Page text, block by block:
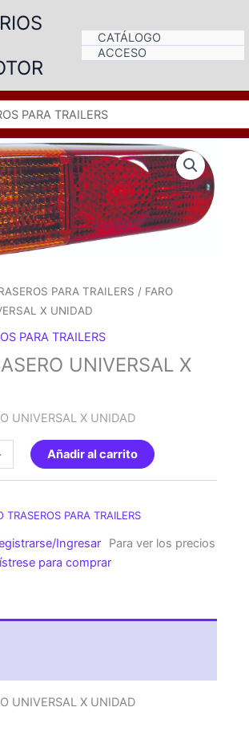
CATÁLOGO
ACCESO
PARA TRAILERS / FARO
X UNIDAD
PARA TRAILERS
UNIVERSAL X
UNIVERSAL X UNIDAD
Añadir al carrito
TRASEROS PARA TRAILERS
Ingresar
Para ver los precios
para comprar
UNIVERSAL X UNIDAD